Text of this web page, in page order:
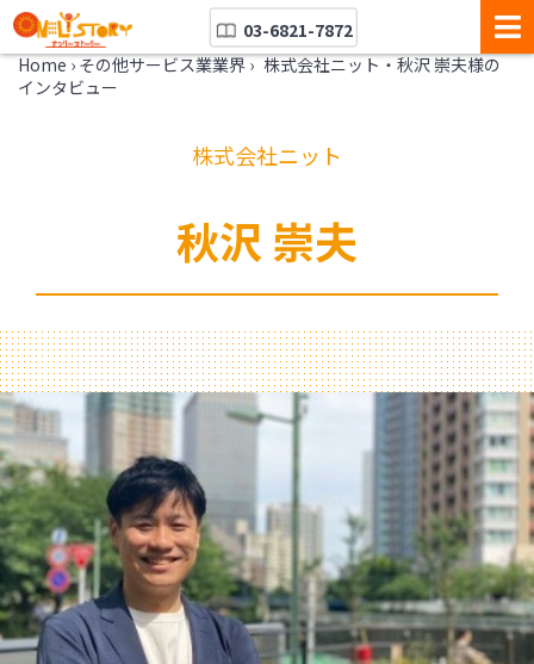
03-6821-7872
Home › その他サービス業業界 › 株式会社ニット・秋沢 崇夫様の
インタビュー
株式会社ニット
秋沢 崇夫